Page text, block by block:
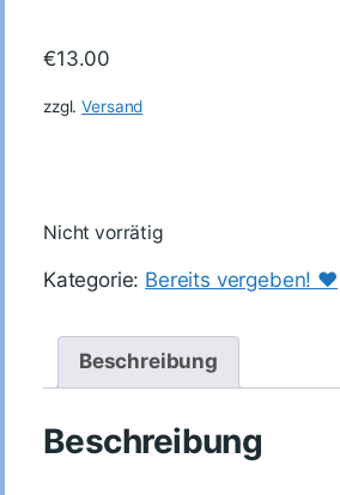
€13.00
zzgl.Versand
Nicht vorrätig
Kategorie: Bereits vergeben! ♥️
Beschreibung
Beschreibung